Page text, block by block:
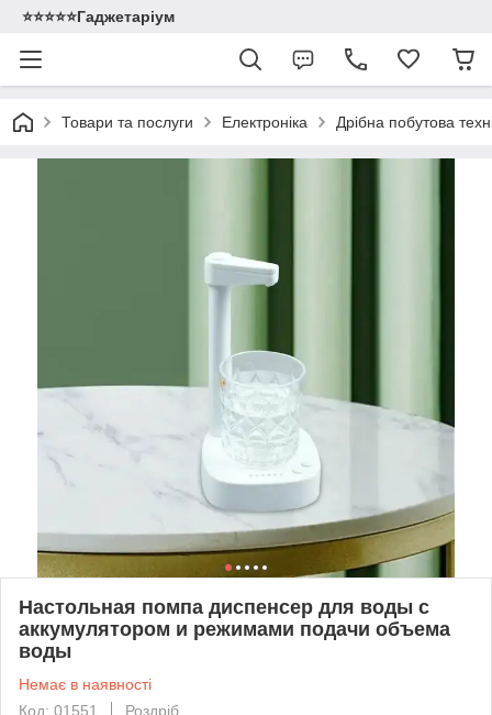
⭐️⭐️⭐️⭐️⭐️Гаджетаріум
Товари та послуги Електроніка Дрібна побутова
Настольная помпа диспенсер для воды с
аккумулятором и режимами подачи объема
воды
Немає в наявності
Код: 01551
Роздріб